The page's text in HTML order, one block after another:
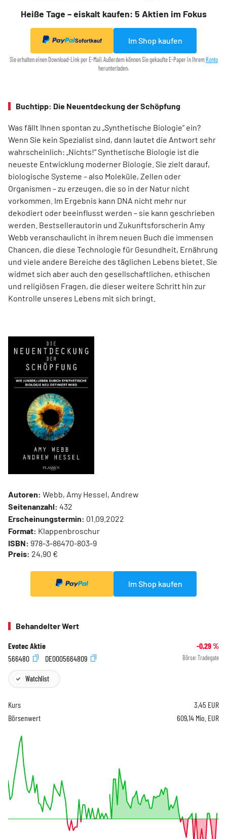
Heiße Tage – eiskalt kaufen: 5 Aktien im Fokus
Sofortkauf Im Shop kaufen
Sie erhalten einen Download-Link per E-Mail. Außerdem können Sie gekaufte E-Paper in Ihrem Konto
herunterladen.
Buchtipp: Die Neuentdeckung der Schöpfung
Was fällt Ihnen spontan zu „Synthetische Biologie“ ein?
Wenn Sie kein Spezia­list sind, dann lautet die Antwort sehr
wahrscheinlich: „Nichts!“ Synthetische Biologie ist die
neueste Entwicklung moderner Biologie. Sie zielt darauf,
biologische Systeme – also Moleküle, Zellen oder
Organismen – zu erzeugen, die so in der Natur nicht
vorkommen. Im Ergebnis kann DNA nicht mehr nur
dekodiert oder beeinflusst werden – sie kann geschrieben
werden. Best­sellerautorin und Zukunftsforscherin Amy
Webb veranschaulicht in ihrem neuen Buch die immensen
Chancen, die diese Technologie für Gesundheit, Ernährung
und viele andere Bereiche des täglichen Lebens bietet. Sie
widmet sich aber auch den gesellschaftlichen, ethischen
und religiösen Fragen, die dieser weitere Schritt hin zur
Kontrolle unseres Lebens mit sich bringt.
Autoren: Webb, Amy Hessel, Andrew
Seitenanzahl: 432
Erscheinungstermin: 01.09.2022
Format: Klappenbroschur
ISBN: 978-3-86470-803-9
Preis: 24,90 €
Im Shop kaufen
Behandelter Wert
Evotec Aktie -0,29%
566480
DE0005664809 Börse: Tradegate
Watchlist
Kurs 3,45 EUR
Börsenwert
609,14 Mio. EUR